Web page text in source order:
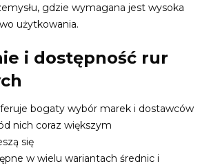
gdzie wymagana jest wysoka
użytkowania.
i dostępność rur
bogaty wybór marek i dostawców
nich coraz większym
się
w wielu wariantach średnic i